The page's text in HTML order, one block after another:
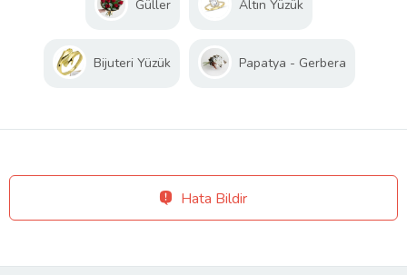
Güller Altın Yüzük
Bijuteri Yüzük Papatya - Gerbera
Hata Bildir